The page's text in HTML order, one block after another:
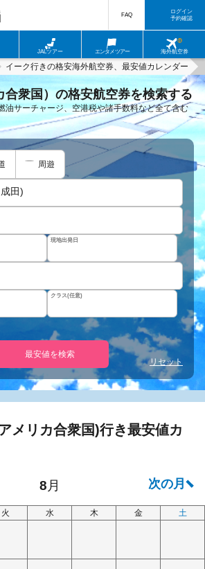
JALツアー エンタメツアー 海外航空券
FAQ
ログイン
予約確認
イーク行きの格安海外航空券、最安値カレンダー
合衆国）の格安航空券を検索する
油サーチャージ、空港税や諸手数料など全て含む
周遊
田)
現地出発日
クラス(任意)
最安値を検索
リセット
メリカ合衆国)行き最安値カ
火 水 木 金 土